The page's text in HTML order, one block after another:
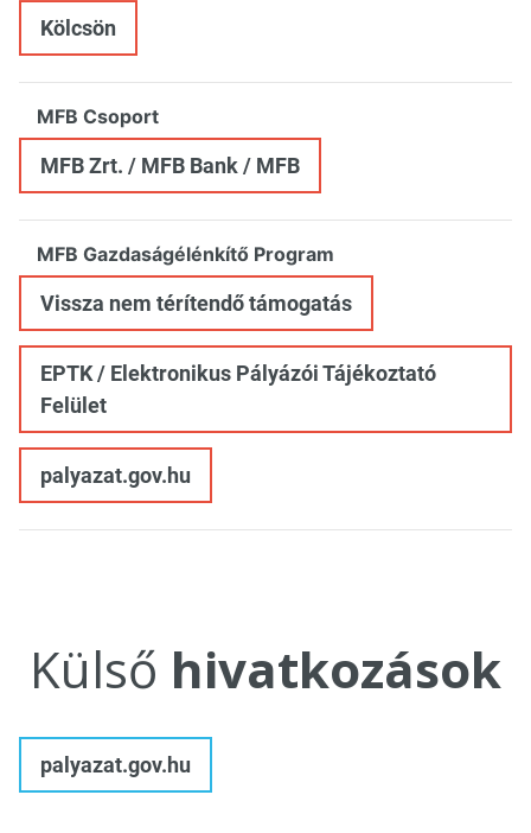
Kölcsön
MFB Csoport
MFB Zrt. / MFB Bank / MFB
MFB Gazdaságélénkítő Program
Vissza nem térítendő támogatás
EPTK / Elektronikus Pályázói Tájékoztató
Felület
palyazat.gov.hu
Külső hivatkozások
palyazat.gov.hu